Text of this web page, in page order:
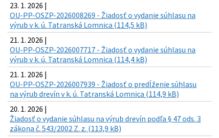
23. 1. 2026 |
OU-PP-OSZP-2026008269 - Žiadosť o vydanie súhlasu na
výrub v k. ú. Tatranská Lomnica (114,5 kB)
21. 1. 2026 |
OU-PP-OSZP-2026007717 - Žiadosť o vydanie súhlasu na
výrub v k. ú. Tatranská Lomnica (114,4 kB)
21. 1. 2026 |
OU-PP-OSZP-2026007939 - Žiadosť o predĺženie súhlasu
na výrub drevín v k. ú. Tatranská Lomnica (114,9 kB)
20. 1. 2026 |
Žiadosť o vydanie súhlasu na výrub drevín podľa § 47 ods. 3
zákona č. 543/2002 Z. z. (113,9 kB)